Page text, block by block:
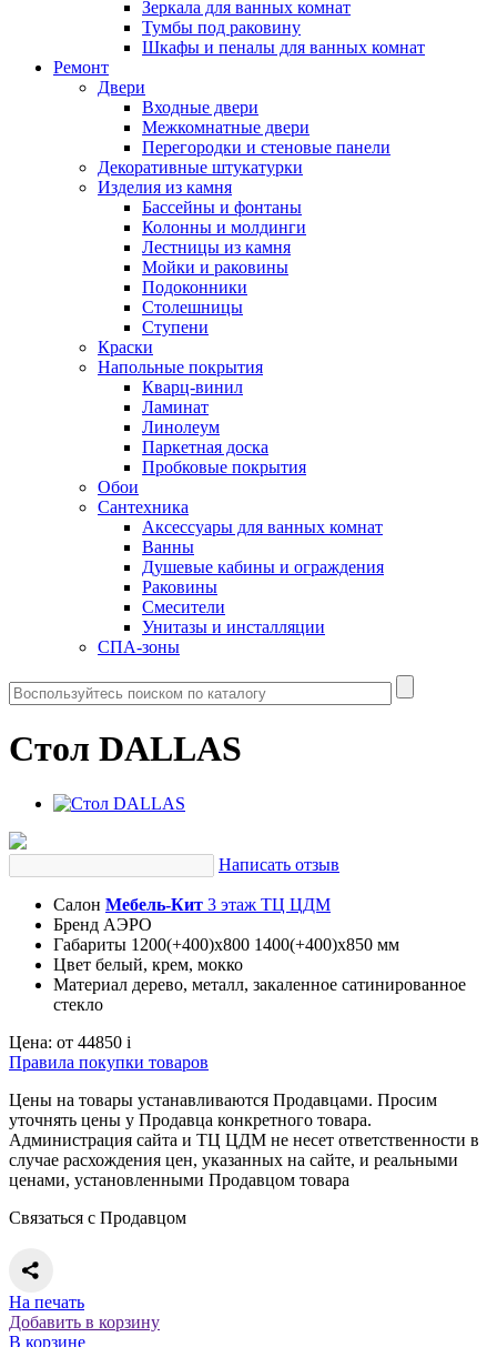
Зеркала для ванных комнат
Тумбы под раковину
Шкафы и пеналы для ванных комнат
Ремонт
Двери
Входные двери
Межкомнатные двери
Перегородки и стеновые панели
Декоративные штукатурки
Изделия из камня
Бассейны и фонтаны
Колонны и молдинги
Лестницы из камня
Мойки и раковины
Подоконники
Столешницы
Ступени
Краски
Напольные покрытия
Кварц-винил
Ламинат
Линолеум
Паркетная доска
Пробковые покрытия
Обои
Сантехника
Аксессуары для ванных комнат
Ванны
Душевые кабины и ограждения
Раковины
Смесители
Унитазы и инсталляции
СПА-зоны
Стол DALLAS
Написать отзыв
Салон Мебель-Кит 3 этаж ТЦ ЦДМ
Бренд АЭРО
Габариты 1200(+400)х800 1400(+400)х850 мм
Цвет белый, крем, мокко
Материал дерево, металл, закаленное сатинированное
стекло
Цена: от 44850 i
Правила покупки товаров
Цены на товары устанавливаются Продавцами. Просим
уточнять цены у Продавца конкретного товара.
Администрация сайта и ТЦ ЦДМ не несет ответственности в
случае расхождения цен, указанных на сайте, и реальными
ценами, установленными Продавцом товара
Связаться с Продавцом
На печать
Добавить в корзину
В корзине